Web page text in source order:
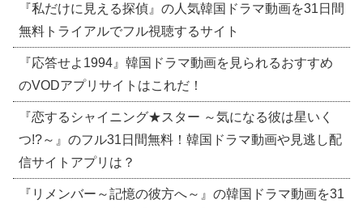
『私だけに見える探偵』の人気韓国ドラマ動画を31日間
無料トライアルでフル視聴するサイト
『応答せよ1994』韓国ドラマ動画を見られるおすすめ
のVODアプリサイトはこれだ！
『恋するシャイニング★スター ～気になる彼は星いく
つ!?～』のフル31日間無料！韓国ドラマ動画や見逃し配
信サイトアプリは？
『リメンバー～記憶の彼方へ～』の韓国ドラマ動画を31